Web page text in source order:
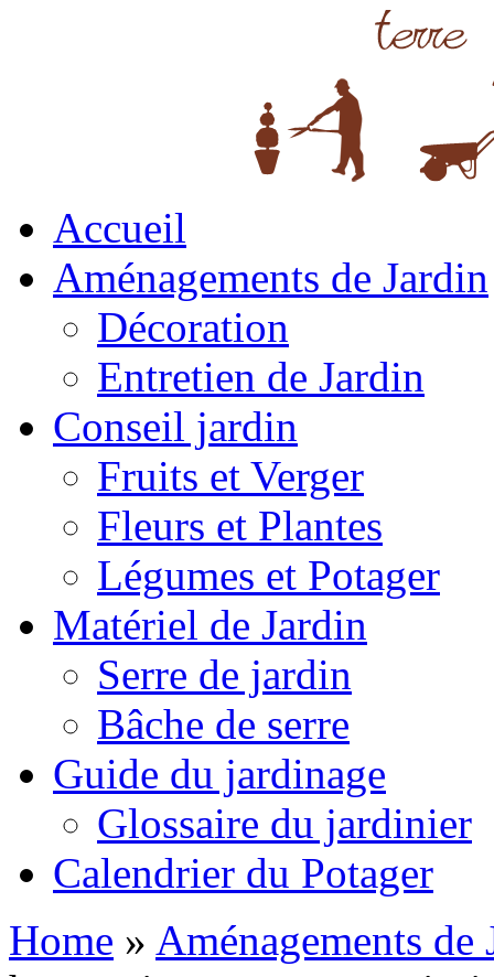
Accueil
Aménagements de Jardin
Décoration
Entretien de Jardin
Conseil jardin
Fruits et Verger
Fleurs et Plantes
Légumes et Potager
Matériel de Jardin
Serre de jardin
Bâche de serre
Guide du jardinage
Glossaire du jardinier
Calendrier du Potager
Home » Aménagements de